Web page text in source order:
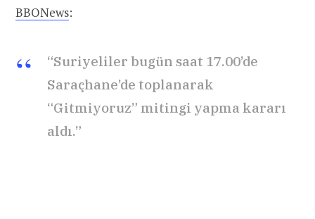
BBONews:
“Suriyeliler bugün saat 17.00’de
Saraçhane’de toplanarak
“Gitmiyoruz” mitingi yapma kararı
aldı.”